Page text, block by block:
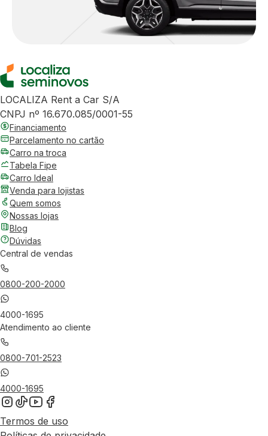
LOCALIZA Rent a Car S/A
CNPJ nº 16.670.085/0001-55
Financiamento
Parcelamento no cartão
Carro na troca
Tabela Fipe
Carro Ideal
Venda para lojistas
Quem somos
Nossas lojas
Blog
Dúvidas
Central de vendas
0800-200-2000
4000-1695
Atendimento ao cliente
0800-701-2523
4000-1695
Termos de uso